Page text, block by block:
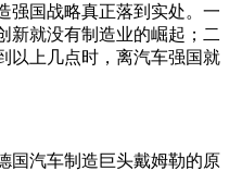
强国战略真正落到实处。一
新就没有制造业的崛起；二
以上几点时，离汽车强国就
国汽车制造巨头戴姆勒的原